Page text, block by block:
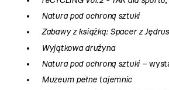
Natura pod ochroną sztuki
Zabawy z książką: Spacer z
Wyjątkowa drużyna
Natura pod ochroną sztuki–
Muzeum pełne tajemnic